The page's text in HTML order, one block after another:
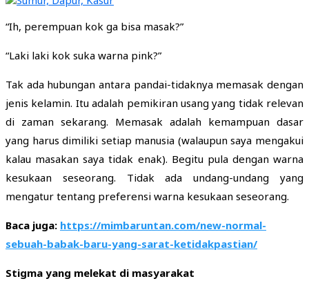
“Ih, perempuan kok ga bisa masak?”
“Laki laki kok suka warna pink?”
Tak ada hubungan antara pandai-tidaknya memasak dengan
jenis kelamin. Itu adalah pemikiran usang yang tidak relevan
di zaman sekarang. Memasak adalah kemampuan dasar
yang harus dimiliki setiap manusia (walaupun saya mengakui
kalau masakan saya tidak enak). Begitu pula dengan warna
kesukaan seseorang. Tidak ada undang-undang yang
mengatur tentang preferensi warna kesukaan seseorang.
Baca juga: https://mimbaruntan.com/new-normal-
sebuah-babak-baru-yang-sarat-ketidakpastian/
Stigma yang melekat di masyarakat